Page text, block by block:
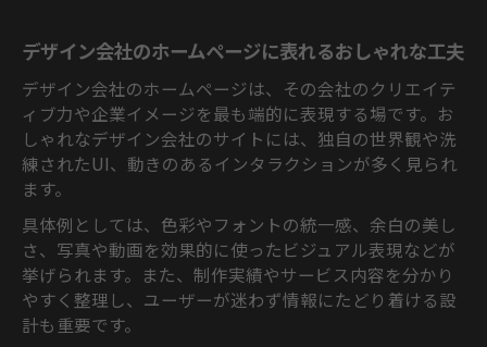
デザイン会社のホームページに表れるおしゃれな工夫
デザイン会社のホームページは、その会社のクリエイテ
ィブ力や企業イメージを最も端的に表現する場です。お
しゃれなデザイン会社のサイトには、独自の世界観や洗
練されたUI、動きのあるインタラクションが多く見られ
ます。
具体例としては、色彩やフォントの統一感、余白の美し
さ、写真や動画を効果的に使ったビジュアル表現などが
挙げられます。また、制作実績やサービス内容を分かり
やすく整理し、ユーザーが迷わず情報にたどり着ける設
計も重要です。